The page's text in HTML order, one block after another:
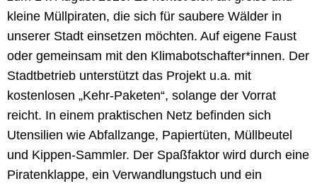
kleine Müllpiraten, die sich für saubere Wälder in
unserer Stadt einsetzen möchten. Auf eigene Faust
oder gemeinsam mit den Klimabotschafter*innen. Der
Stadtbetrieb unterstützt das Projekt u.a. mit
kostenlosen „Kehr-Paketen“, solange der Vorrat
reicht. In einem praktischen Netz befinden sich
Utensilien wie Abfallzange, Papiertüten, Müllbeutel
und Kippen-Sammler. Der Spaßfaktor wird durch eine
Piratenklappe, ein Verwandlungstuch und ein